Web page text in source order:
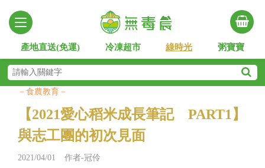
產地直送(免運) 冷凍超市 綠時光 粥寶寶
－食農教育－
【2021愛心稻米成長筆記 PART1】
與志工團的初次見面
2021/04/01 作者-冠伶